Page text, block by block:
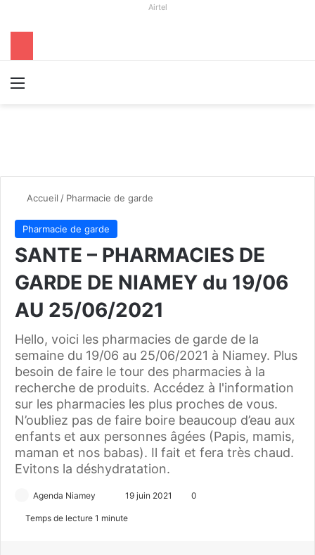
Airtel
Accueil / Pharmacie de garde
Pharmacie de garde
SANTE – PHARMACIES DE
GARDE DE NIAMEY du 19/06
AU 25/06/2021
Hello, voici les pharmacies de garde de la
semaine du 19/06 au 25/06/2021 à Niamey. Plus
besoin de faire le tour des pharmacies à la
recherche de produits. Accédez à l'information
sur les pharmacies les plus proches de vous.
N’oubliez pas de faire boire beaucoup d’eau aux
enfants et aux personnes âgées (Papis, mamis,
maman et nos babas). Il fait et fera très chaud.
Evitons la déshydratation.
Agenda Niamey
n
19 juin 2021 0
Temps de lecture 1 minute